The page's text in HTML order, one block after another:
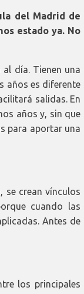
del Madrid de
estado ya. No
día. Tienen una
años es diferente
salidas. En
años y, sin que
para aportar una
se crean vínculos
cuando las
Antes de
los principales